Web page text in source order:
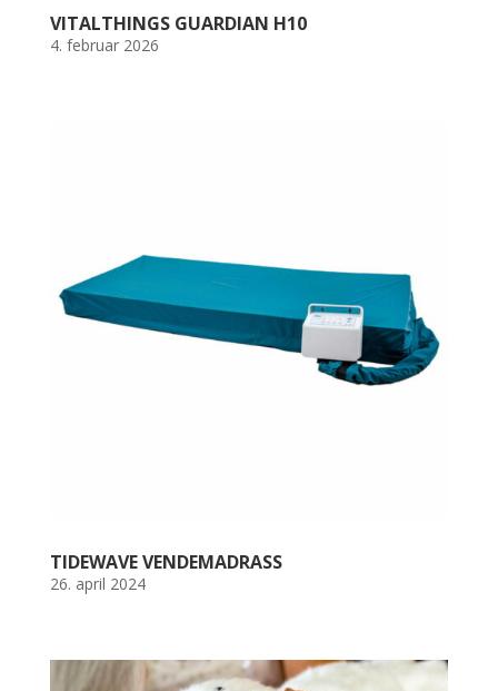
VITALTHINGS GUARDIAN H10
4. februar 2026
TIDEWAVE VENDEMADRASS
26. april 2024